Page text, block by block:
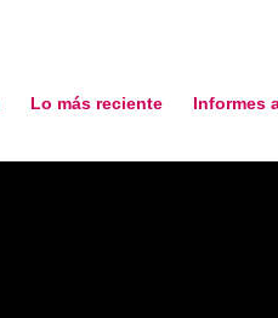
Lo más reciente Informes